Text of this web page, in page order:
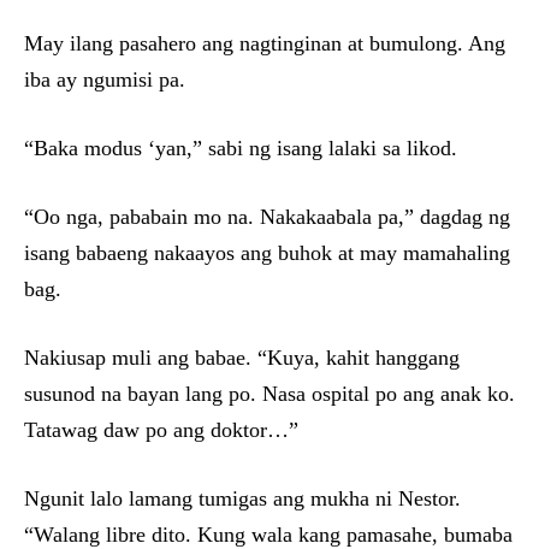
May ilang pasahero ang nagtinginan at bumulong. Ang
iba ay ngumisi pa.
“Baka modus ‘yan,” sabi ng isang lalaki sa likod.
“Oo nga, pababain mo na. Nakakaabala pa,” dagdag ng
isang babaeng nakaayos ang buhok at may mamahaling
bag.
Nakiusap muli ang babae. “Kuya, kahit hanggang
susunod na bayan lang po. Nasa ospital po ang anak ko.
Tatawag daw po ang doktor…”
Ngunit lalo lamang tumigas ang mukha ni Nestor.
“Walang libre dito. Kung wala kang pamasahe, bumaba